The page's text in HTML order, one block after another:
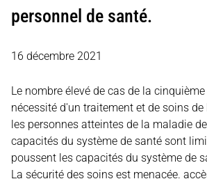
personnel de santé.
16 décembre 2021
Le nombre élevé de cas de la
nécessité d'un traitement et de soins
les personnes atteintes de la maladie
capacités du système de santé sont
poussent les capacités du système de
La sécurité des soins est menacée.